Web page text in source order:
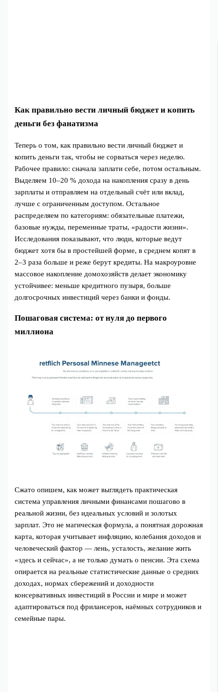
Как правильно вести личный бюджет и копить
деньги без фанатизма
Теперь о том, как правильно вести личный бюджет и
копить деньги так, чтобы не сорваться через неделю.
Рабочее правило: сначала заплати себе, потом остальным.
Выделяем 10–20 % дохода на накопления сразу в день
зарплаты и отправляем на отдельный счёт или вклад,
лучше с ограниченным доступом. Остальное
распределяем по категориям: обязательные платежи,
базовые нужды, переменные траты, «радости жизни».
Исследования показывают, что люди, которые ведут
бюджет хотя бы в простейшей форме, в среднем копят в
2–3 раза больше и реже берут кредиты. На макроуровне
массовое накопление домохозяйств делает экономику
устойчивее: меньше кредитного пузыря, больше
долгосрочных инвестиций через банки и фонды.
Пошаговая система: от нуля до первого
миллиона
Сжато опишем, как может выглядеть практическая
система управления личными финансами пошагово в
реальной жизни, без идеальных условий и золотых
зарплат. Это не магическая формула, а понятная дорожная
карта, которая учитывает инфляцию, колебания доходов и
человеческий фактор — лень, усталость, желание жить
«здесь и сейчас», а не только думать о пенсии. Эта схема
опирается на реальные статистические данные о средних
доходах, нормах сбережений и доходности
консервативных инвестиций в России и мире и может
адаптироваться под фрилансеров, наёмных сотрудников и
семейные пары.